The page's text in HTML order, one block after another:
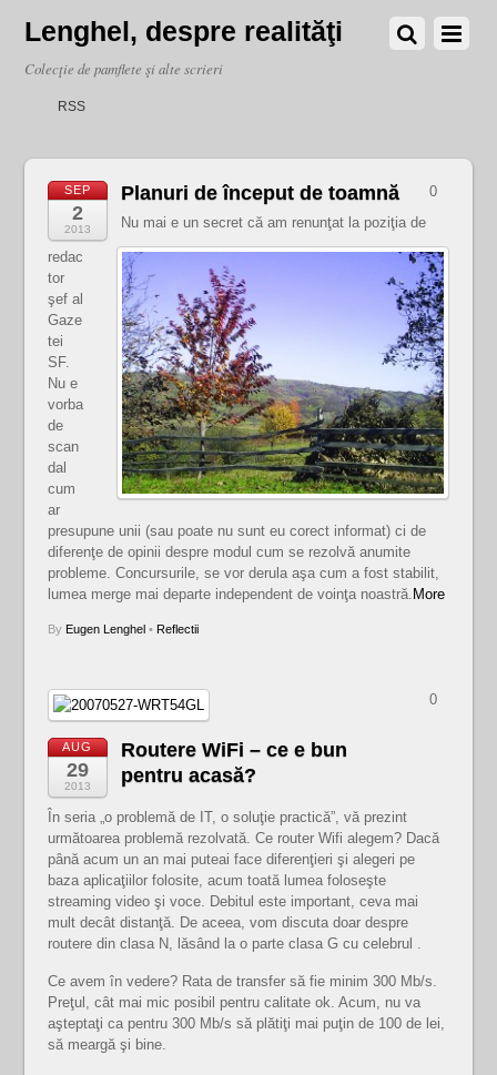
Lenghel, despre realităţi
Colecţie de pamflete şi alte scrieri
RSS
SEP
2
2013
Planuri de început de toamnă
Nu mai e un secret că am renunţat la poziţia de
redac
tor
şef al
Gaze
tei
SF.
Nu e
vorba
de
scan
dal
cum
ar
presupune unii (sau poate nu sunt eu corect informat) ci de
diferenţe de opinii despre modul cum se rezolvă anumite
probleme. Concursurile, se vor derula aşa cum a fost stabilit,
lumea merge mai departe independent de voinţa noastră. More
By Eugen Lenghel• Reflectii
0
AUG
29
2013
Routere WiFi – ce e bun
pentru acasă?
În seria „o problemă de IT, o soluţie practică”, vă prezint
următoarea problemă rezolvată. Ce router Wifi alegem? Dacă
până acum un an mai puteai face diferenţieri şi alegeri pe
baza aplicaţiilor folosite, acum toată lumea foloseşte
streaming video şi voce. Debitul este important, ceva mai
mult decât distanţă. De aceea, vom discuta doar despre
routere din clasa N, lăsând la o parte clasa G cu celebrul .
Ce avem în vedere? Rata de transfer să fie minim 300 Mb/s.
Preţul, cât mai mic posibil pentru calitate ok. Acum, nu va
aşteptaţi ca pentru 300 Mb/s să plătiţi mai puţin de 100 de lei,
să meargă şi bine.
0